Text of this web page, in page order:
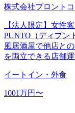
株式会社プロント
【法人限定】女性
PUNTO（ディプン
風居酒屋で他店と
を両立できる店舗
イートイン・外食
1001万円〜